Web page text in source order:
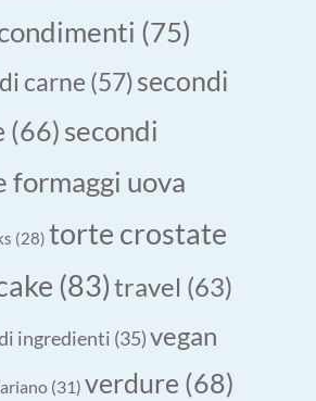
(75)
carne (57)secondi
(66) secondi
formaggi uova
(28) torte crostate
(83)travel (63)
ingredienti (35)vegan
(31) verdure (68)